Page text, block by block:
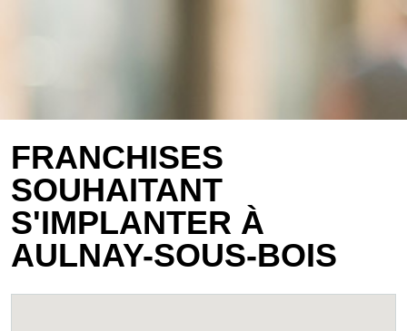
FRANCHISES
SOUHAITANT
S'IMPLANTER À
AULNAY-SOUS-BOIS